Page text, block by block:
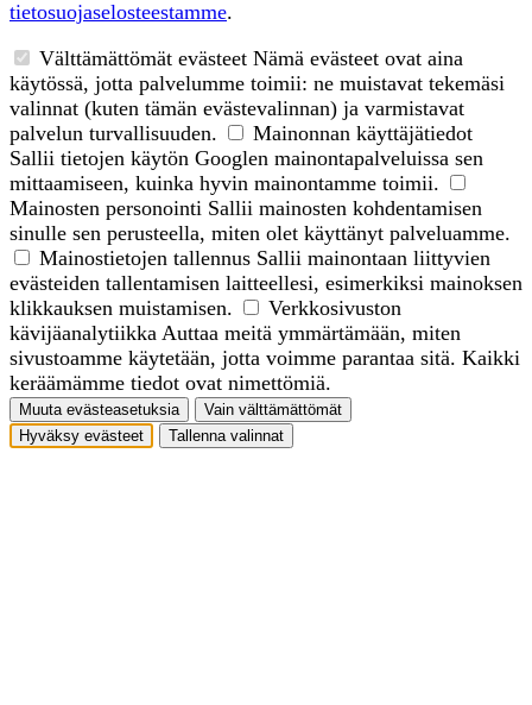
tietosuojaselosteestamme.
Välttämättömät evästeet Nämä evästeet ovat aina
käytössä, jotta palvelumme toimii: ne muistavat tekemäsi
valinnat (kuten tämän evästevalinnan) ja varmistavat
palvelun turvallisuuden.
Mainonnan käyttäjätiedot
Sallii tietojen käytön Googlen mainontapalveluissa sen
mittaamiseen, kuinka hyvin mainontamme toimii.
Mainosten personointi Sallii mainosten kohdentamisen
sinulle sen perusteella, miten olet käyttänyt palveluamme.
Mainostietojen tallennus Sallii mainontaan liittyvien
evästeiden tallentamisen laitteellesi, esimerkiksi mainoksen
klikkauksen muistamisen.
Verkkosivuston
kävijäanalytiikka Auttaa meitä ymmärtämään, miten
sivustoamme käytetään, jotta voimme parantaa sitä. Kaikki
keräämämme tiedot ovat nimettömiä.
Muuta evästeasetuksia
Vain välttämättömät
Hyväksy evästeet
Tallenna valinnat